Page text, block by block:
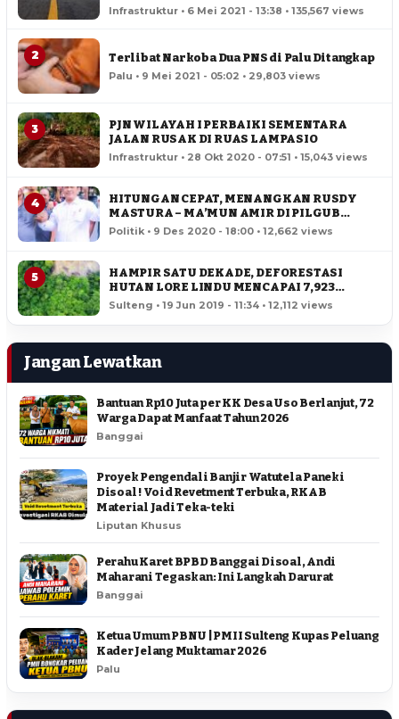
Infrastruktur • 6 Mei 2021 - 13:38 • 135,567 views
2 Terlibat Narkoba Dua PNS di Palu Ditangkap
Palu • 9 Mei 2021 - 05:02 • 29,803 views
3
PJN WILAYAH I PERBAIKI SEMENTARA
JALAN RUSAK DI RUAS LAMPASIO
Infrastruktur • 28 Okt 2020 - 07:51 • 15,043 views
4
HITUNGAN CEPAT, MENANGKAN RUSDY
MASTURA – MA’MUN AMIR DI PILGUB
SULTENG
Politik • 9 Des 2020 - 18:00 • 12,662 views
5
HAMPIR SATU DEKADE, DEFORESTASI
HUTAN LORE LINDU MENCAPAI 7,923
HEKTAR
Sulteng • 19 Jun 2019 - 11:34 • 12,112 views
Jangan Lewatkan
Bantuan Rp10 Juta per KK Desa Uso Berlanjut, 72
Warga Dapat Manfaat Tahun 2026
Banggai
Proyek Pengendali Banjir Watutela Paneki
Disoal ! Void Revetment Terbuka, RKAB
Material Jadi Teka-teki
Liputan Khusus
Perahu Karet BPBD Banggai Disoal, Andi
Maharani Tegaskan: Ini Langkah Darurat
Banggai
Ketua Umum PBNU | PMII Sulteng Kupas Peluang
Kader Jelang Muktamar 2026
Palu